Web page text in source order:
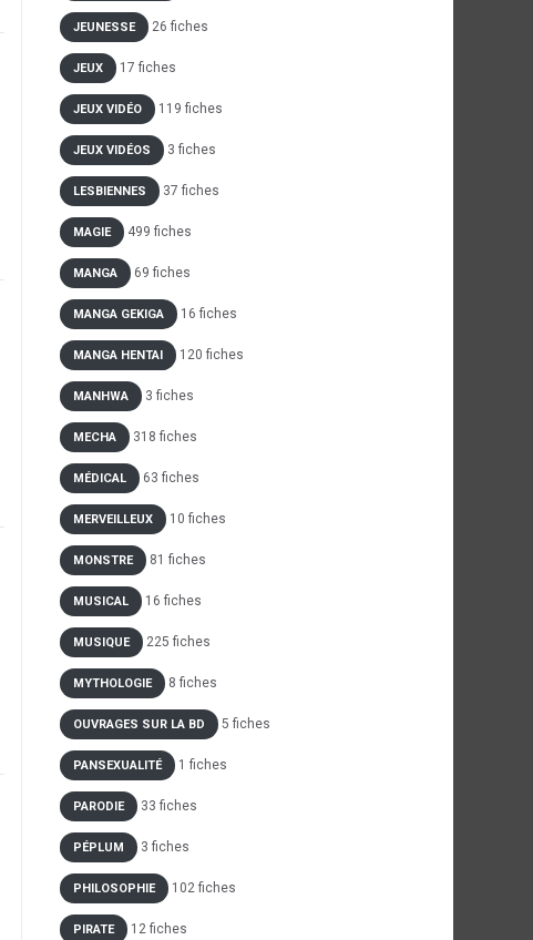
JEUNESSE 26 fiches
JEUX 17 fiches
JEUX VIDÉO 119 fiches
JEUX VIDÉOS 3 fiches
LESBIENNES 37 fiches
MAGIE 499 fiches
MANGA 69 fiches
MANGA GEKIGA 16 fiches
MANGA HENTAI 120 fiches
MANHWA 3 fiches
MECHA 318 fiches
MÉDICAL 63 fiches
MERVEILLEUX 10 fiches
MONSTRE 81 fiches
MUSICAL 16 fiches
MUSIQUE 225 fiches
MYTHOLOGIE 8 fiches
OUVRAGES SUR LA BD 5 fiches
PANSEXUALITÉ 1 fiches
PARODIE 33 fiches
PÉPLUM 3 fiches
PHILOSOPHIE 102 fiches
PIRATE 12 fiches